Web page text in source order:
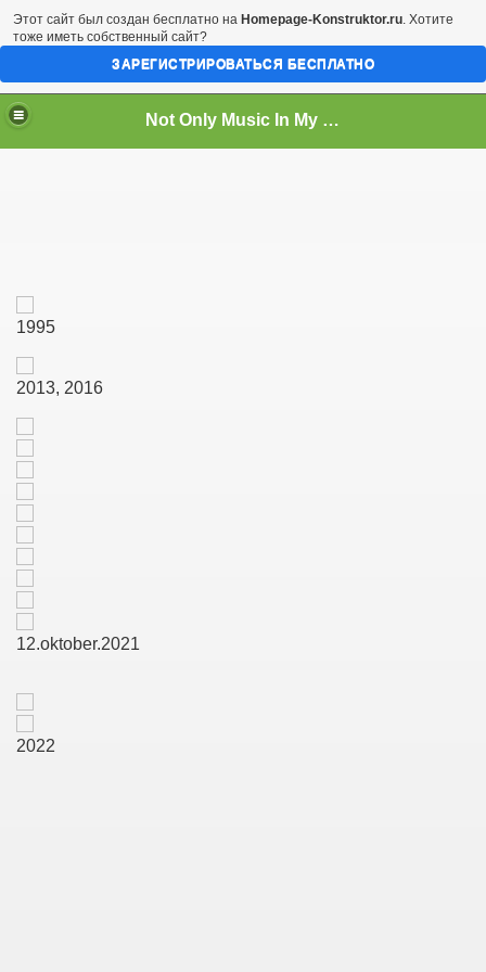
Not Only Music In My Life...
1995
2013, 2016
12.oktober.2021
2022
Этот сайт был создан бесплатно на Homepage-Konstruktor.ru. Хотите
тоже иметь собственный сайт?
ЗАРЕГИСТРИРОВАТЬСЯ БЕСПЛАТНО